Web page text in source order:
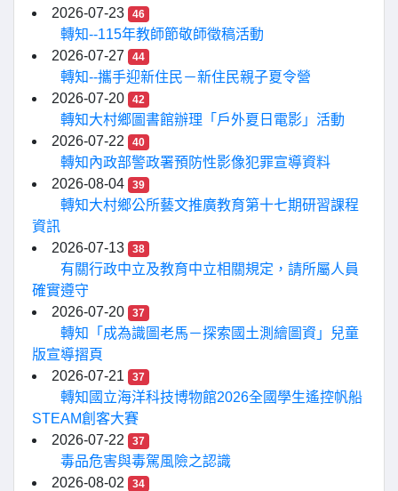
2026-07-23
46
轉知--115年教師節敬師徵稿活動
2026-07-27
44
轉知--攜手迎新住民－新住民親子夏令營
2026-07-20
42
轉知大村鄉圖書館辦理「戶外夏日電影」活動
2026-07-22
40
轉知內政部警政署預防性影像犯罪宣導資料
2026-08-04
39
轉知大村鄉公所藝文推廣教育第十七期研習課程
資訊
2026-07-13
38
有關行政中立及教育中立相關規定，請所屬人員
確實遵守
2026-07-20
37
轉知「成為識圖老馬－探索國土測繪圖資」兒童
版宣導摺頁
2026-07-21
37
轉知國立海洋科技博物館2026全國學生遙控帆船
STEAM創客大賽
2026-07-22
37
毒品危害與毒駕風險之認識
2026-08-02
34